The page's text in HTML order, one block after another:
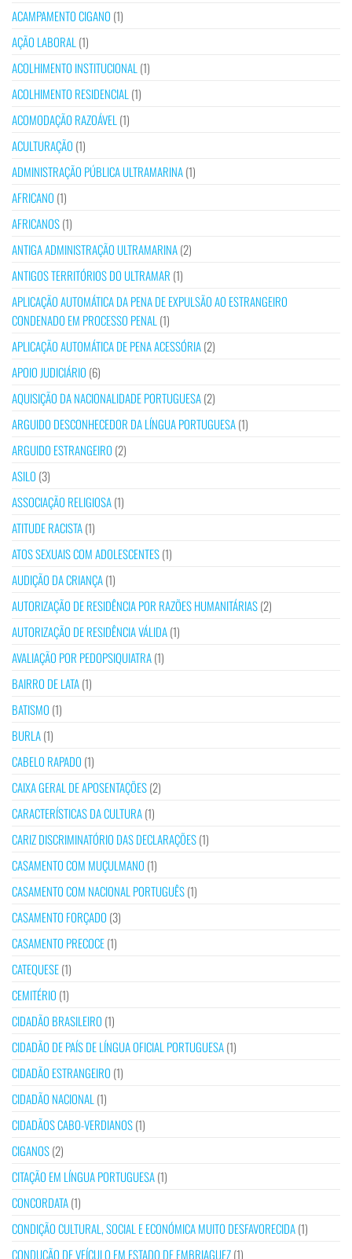
ACAMPAMENTO CIGANO (1)
AÇÃO LABORAL (1)
ACOLHIMENTO INSTITUCIONAL (1)
ACOLHIMENTO RESIDENCIAL (1)
ACOMODAÇÃO RAZOÁVEL (1)
ACULTURAÇÃO (1)
ADMINISTRAÇÃO PÚBLICA ULTRAMARINA(1)
AFRICANO (1)
AFRICANOS(1)
ANTIGA ADMINISTRAÇÃO ULTRAMARINA(2)
ANTIGOS TERRITÓRIOS DO ULTRAMAR (1)
APLICAÇÃO AUTOMÁTICA DA PENA DE EXPULSÃO AO ESTRANGEIRO
CONDENADO EM PROCESSO PENAL (1)
APLICAÇÃO AUTOMÁTICA DE PENA ACESSÓRIA(2)
APOIO JUDICIÁRIO (6)
AQUISIÇÃO DA NACIONALIDADE PORTUGUESA(2)
ARGUIDO DESCONHECEDOR DA LÍNGUA PORTUGUESA(1)
ARGUIDO ESTRANGEIRO (2)
ASILO (3)
ASSOCIAÇÃO RELIGIOSA(1)
ATITUDE RACISTA(1)
ATOS SEXUAIS COM ADOLESCENTES(1)
AUDIÇÃO DA CRIANÇA(1)
AUTORIZAÇÃO DE RESIDÊNCIA POR RAZÕES HUMANITÁRIAS(2)
AUTORIZAÇÃO DE RESIDÊNCIA VÁLIDA(1)
AVALIAÇÃO POR PEDOPSIQUIATRA(1)
BAIRRO DE LATA(1)
BATISMO (1)
BURLA(1)
CABELO RAPADO (1)
CAIXA GERAL DE APOSENTAÇÕES(2)
CARACTERÍSTICAS DA CULTURA(1)
CARIZ DISCRIMINATÓRIO DAS DECLARAÇÕES(1)
CASAMENTO COM MUÇULMANO (1)
CASAMENTO COM NACIONAL PORTUGUÊS(1)
CASAMENTO FORÇADO (3)
CASAMENTO PRECOCE(1)
CATEQUESE(1)
CEMITÉRIO (1)
CIDADÃO BRASILEIRO (1)
CIDADÃO DE PAÍS DE LÍNGUA OFICIAL PORTUGUESA(1)
CIDADÃO ESTRANGEIRO (1)
CIDADÃO NACIONAL (1)
CIDADÃOS CABO-VERDIANOS(1)
CIGANOS(2)
CITAÇÃO EM LÍNGUA PORTUGUESA(1)
CONCORDATA(1)
CONDIÇÃO CULTURAL, SOCIAL E ECONÓMICA MUITO DESFAVORECIDA(1)
CONDUÇÃO DE VEÍCULO EM ESTADO DE EMBRIAGUEZ(1)